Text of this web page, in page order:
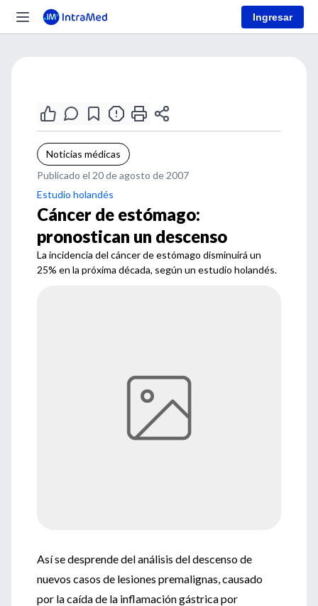
Ingresar
Noticias médicas
Publicado el 20 de agosto de 2007
Estudio holandés
Cáncer de estómago:
pronostican un descenso
La incidencia del cáncer de estómago disminuirá un
25% en la próxima década, según un estudio holandés.
Así se desprende del análisis del descenso de
nuevos casos de lesiones premalignas, causado
por la caída de la inflamación gástrica por